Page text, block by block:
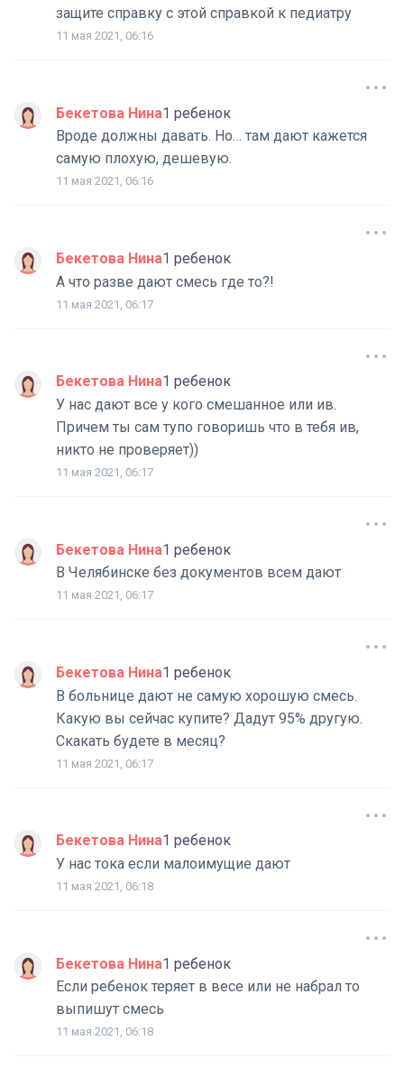
защите справку с этой справкой к педиатру
11 мая 2021, 06:16
Бекетова Нина1 ребенок
Вроде должны давать. Но… там дают кажется
самую плохую, дешевую.
11 мая 2021, 06:16
Бекетова Нина1 ребенок
А что разве дают смесь где то?!
11 мая 2021, 06:17
Бекетова Нина1 ребенок
У нас дают все у кого смешанное или ив.
Причем ты сам тупо говоришь что в тебя ив,
никто не проверяет))
11 мая 2021, 06:17
Бекетова Нина1 ребенок
В Челябинске без документов всем дают
11 мая 2021, 06:17
Бекетова Нина1 ребенок
В больнице дают не самую хорошую смесь.
Какую вы сейчас купите? Дадут 95% другую.
Скакать будете в месяц?
11 мая 2021, 06:17
Бекетова Нина1 ребенок
У нас тока если малоимущие дают
11 мая 2021, 06:18
Бекетова Нина1 ребенок
Если ребенок теряет в весе или не набрал то
выпишут смесь
11 мая 2021, 06:18